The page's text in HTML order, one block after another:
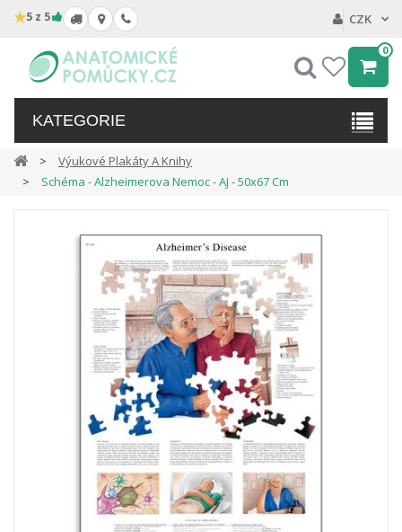
★5 z 5 CZK
My
wishlist
0
Hledat
KATEGORIE
Výukové Plakáty A Knihy
Schéma - Alzheimerova Nemoc - AJ - 50x67 Cm